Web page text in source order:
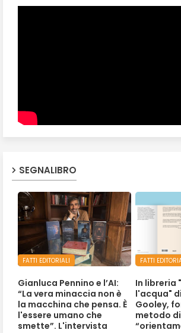
SEGNALIBRO
FATTI EDITORIALI
Gianluca Pennino e l’AI:
“La vera minaccia non è
la macchina che pensa. È
l'essere umano che
smette”. L'intervista
FATTI
In libreria
l'acqua"
Gooley,
metodo di